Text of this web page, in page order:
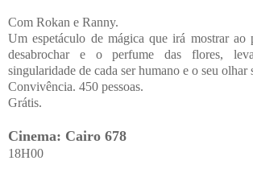
Com Rokan e Ranny.
Um espetáculo de mágica que irá mostrar ao
desabrochar e o perfume das flores,
singularidade de cada ser humano e o seu olhar
Convivência. 450 pessoas.
Grátis.
Cinema: Cairo 678
18H00